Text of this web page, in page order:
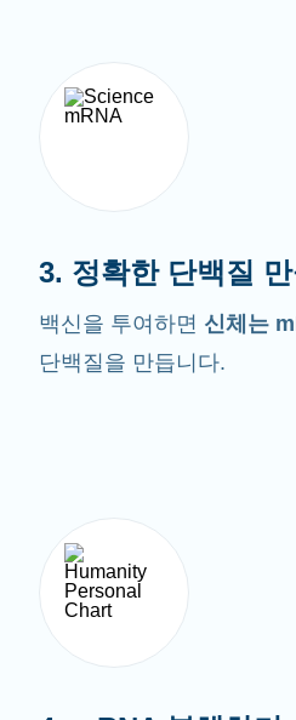
3. 정확한 단백질 만
백신을 투여하면 신체는
단백질을 만듭니다.